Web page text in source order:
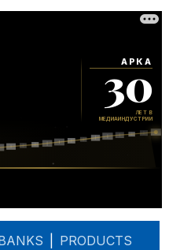
PRODUCTS